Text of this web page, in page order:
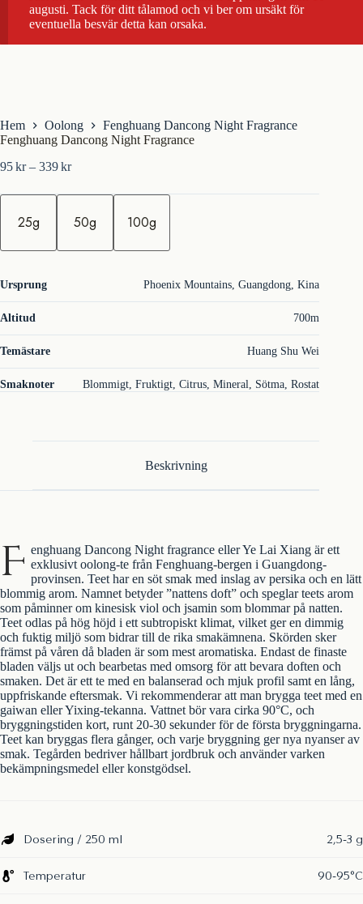
augusti. Tack för ditt tålamod och vi ber om ursäkt för
eventuella besvär detta kan orsaka.
Hem Oolong
Fenghuang Dancong Night Fragrance
Fenghuang Dancong Night Fragrance
95kr – 339krPrisintervall:
till
m
d
25g 50g 100g
Ursprung Phoenix Mountains, Guangdong, Kina
Altitud 700m
Temästare Huang Shu Wei
Smaknoter Blommigt, Fruktigt, Citrus, Mineral, Sötma, Rostat
Beskrivning
F enghuang Dancong Night fragrance eller Ye Lai Xiang är ett
exklusivt oolong-te från Fenghuang-bergen i Guangdong-
provinsen. Teet har en söt smak med inslag av persika och en lätt
blommig arom. Namnet betyder ”nattens doft” och speglar teets arom
som påminner om kinesisk viol och jsamin som blommar på natten.
Teet odlas på hög höjd i ett subtropiskt klimat, vilket ger en dimmig
och fuktig miljö som bidrar till de rika smakämnena. Skörden sker
främst på våren då bladen är som mest aromatiska. Endast de finaste
bladen väljs ut och bearbetas med omsorg för att bevara doften och
smaken. Det är ett te med en balanserad och mjuk profil samt en lång,
uppfriskande eftersmak. Vi rekommenderar att man brygga teet med en
gaiwan eller Yixing-tekanna. Vattnet bör vara cirka 90°C, och
bryggningstiden kort, runt 20-30 sekunder för de första bryggningarna.
Teet kan bryggas flera gånger, och varje bryggning ger nya nyanser av
smak. Tegården bedriver hållbart jordbruk och använder varken
bekämpningsmedel eller konstgödsel.
Dosering / 250 ml 2,5-3 g
Temperatur 90-95°C